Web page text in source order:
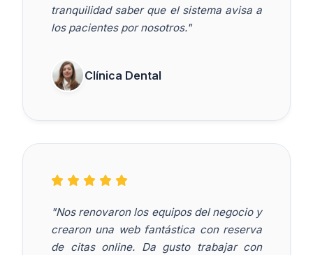
tranquilidad saber que el sistema avisa a
los pacientes por nosotros."
Clínica Dental
"Nos renovaron los equipos del negocio y
crearon una web fantástica con reserva
de citas online. Da gusto trabajar con